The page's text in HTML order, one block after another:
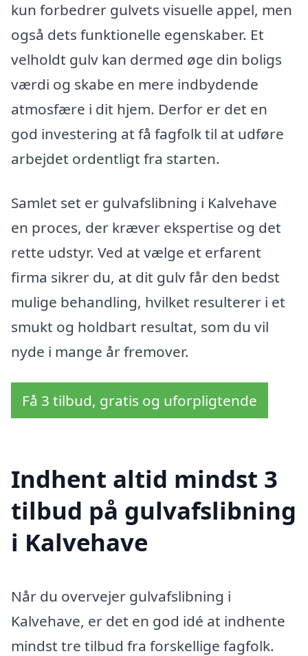
kun forbedrer gulvets visuelle appel, men
også dets funktionelle egenskaber. Et
velholdt gulv kan dermed øge din boligs
værdi og skabe en mere indbydende
atmosfære i dit hjem. Derfor er det en
god investering at få fagfolk til at udføre
arbejdet ordentligt fra starten.
Samlet set er gulvafslibning i Kalvehave
en proces, der kræver ekspertise og det
rette udstyr. Ved at vælge et erfarent
firma sikrer du, at dit gulv får den bedst
mulige behandling, hvilket resulterer i et
smukt og holdbart resultat, som du vil
nyde i mange år fremover.
Få 3 tilbud, gratis og uforpligtende
Indhent altid mindst 3
tilbud på gulvafslibning
i Kalvehave
Når du overvejer gulvafslibning i
Kalvehave, er det en god idé at indhente
mindst tre tilbud fra forskellige fagfolk.